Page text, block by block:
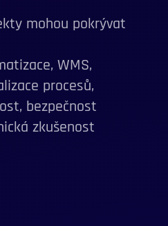
mohou pokrývat
WMS,
procesů,
bezpečnost
zkušenost